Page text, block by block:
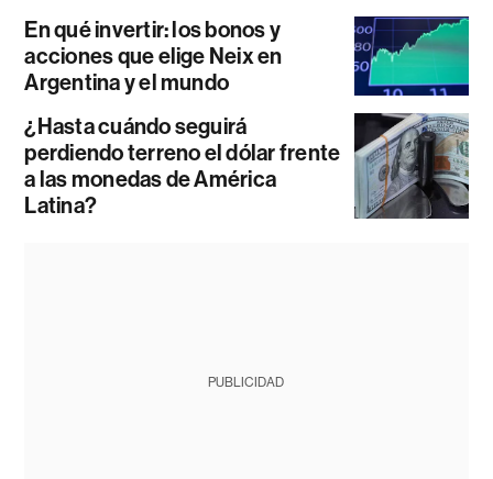
En qué invertir: los bonos y
acciones que elige Neix en
Argentina y el mundo
¿Hasta cuándo seguirá
perdiendo terreno el dólar frente
a las monedas de América
Latina?
PUBLICIDAD